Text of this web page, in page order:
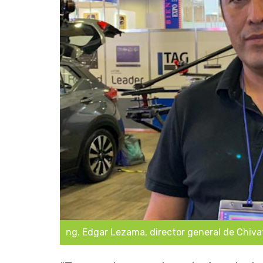
ng. Edgar Lezama, director general de